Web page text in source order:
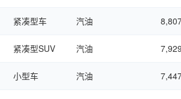
紧凑型车 汽油
紧凑型SUV 汽油 7,929
小型车 汽油